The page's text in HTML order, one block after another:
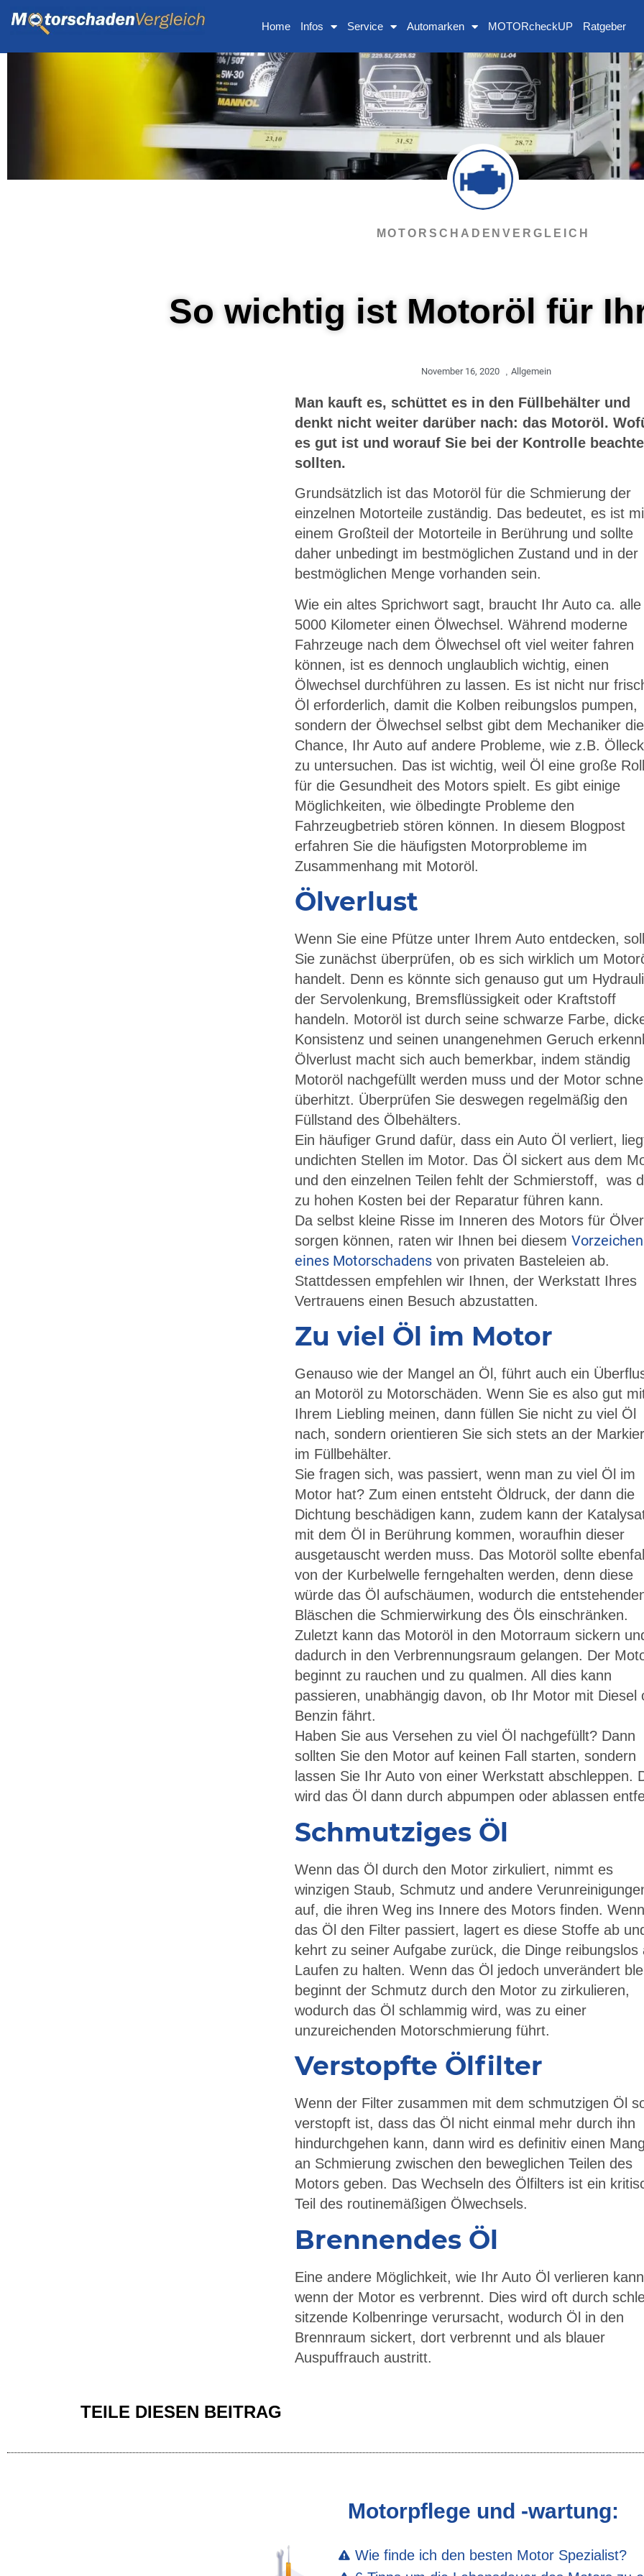
Home Infos Service Automarken MOTORcheckUP Ratgeber
MOTORSCHADENVERGLEICH
So wichtig ist Motoröl für
November 16, 2020 Allgemein
Man kauft es, schüttet es in den Füllbehälter und
denkt nicht weiter darüber nach: das Motoröl.
es gut ist und worauf Sie bei der Kontrolle
sollten.
Grundsätzlich ist das Motoröl für die Schmierung der
einzelnen Motorteile zuständig. Das bedeutet, es ist
einem Großteil der Motorteile in Berührung und sollte
daher unbedingt im bestmöglichen Zustand und in der
bestmöglichen Menge vorhanden sein.
Wie ein altes Sprichwort sagt, braucht Ihr Auto ca. alle
5000 Kilometer einen Ölwechsel. Während moderne
Fahrzeuge nach dem Ölwechsel oft viel weiter fahren
können, ist es dennoch unglaublich wichtig, einen
Ölwechsel durchführen zu lassen. Es ist nicht nur
Öl erforderlich, damit die Kolben reibungslos pumpen,
sondern der Ölwechsel selbst gibt dem Mechaniker die
Chance, Ihr Auto auf andere Probleme, wie z.B.
zu untersuchen. Das ist wichtig, weil Öl eine große
für die Gesundheit des Motors spielt. Es gibt einige
Möglichkeiten, wie ölbedingte Probleme den
Fahrzeugbetrieb stören können. In diesem Blogpost
erfahren Sie die häufigsten Motorprobleme im
Zusammenhang mit Motoröl.
Ölverlust
Wenn Sie eine Pfütze unter Ihrem Auto entdecken,
Sie zunächst überprüfen, ob es sich wirklich um
handelt. Denn es könnte sich genauso gut um
der Servolenkung, Bremsflüssigkeit oder Kraftstoff
handeln. Motoröl ist durch seine schwarze Farbe,
Konsistenz und seinen unangenehmen Geruch
Ölverlust macht sich auch bemerkbar, indem ständig
Motoröl nachgefüllt werden muss und der Motor schnell
überhitzt. Überprüfen Sie deswegen regelmäßig den
Füllstand des Ölbehälters.
Ein häufiger Grund dafür, dass ein Auto Öl verliert,
undichten Stellen im Motor. Das Öl sickert aus dem
und den einzelnen Teilen fehlt der Schmierstoff, was
zu hohen Kosten bei der Reparatur führen kann.
Da selbst kleine Risse im Inneren des Motors für
sorgen können, raten wir Ihnen bei diesem Vorzeichen
eines Motorschadens von privaten Basteleien ab.
Stattdessen empfehlen wir Ihnen, der Werkstatt Ihres
Vertrauens einen Besuch abzustatten.
Zu viel Öl im Motor
Genauso wie der Mangel an Öl, führt auch ein
an Motoröl zu Motorschäden. Wenn Sie es also gut
Ihrem Liebling meinen, dann füllen Sie nicht zu viel Öl
nach, sondern orientieren Sie sich stets an der
im Füllbehälter.
Sie fragen sich, was passiert, wenn man zu viel Öl im
Motor hat? Zum einen entsteht Öldruck, der dann die
Dichtung beschädigen kann, zudem kann der
mit dem Öl in Berührung kommen, woraufhin dieser
ausgetauscht werden muss. Das Motoröl sollte
von der Kurbelwelle ferngehalten werden, denn diese
würde das Öl aufschäumen, wodurch die
Bläschen die Schmierwirkung des Öls einschränken.
Zuletzt kann das Motoröl in den Motorraum sickern
dadurch in den Verbrennungsraum gelangen. Der
beginnt zu rauchen und zu qualmen. All dies kann
passieren, unabhängig davon, ob Ihr Motor mit Diesel
Benzin fährt.
Haben Sie aus Versehen zu viel Öl nachgefüllt? Dann
sollten Sie den Motor auf keinen Fall starten, sondern
lassen Sie Ihr Auto von einer Werkstatt abschleppen.
wird das Öl dann durch abpumpen oder ablassen
Schmutziges Öl
Wenn das Öl durch den Motor zirkuliert, nimmt es
winzigen Staub, Schmutz und andere
auf, die ihren Weg ins Innere des Motors finden. Wenn
das Öl den Filter passiert, lagert es diese Stoffe ab
kehrt zu seiner Aufgabe zurück, die Dinge reibungslos
Laufen zu halten. Wenn das Öl jedoch unverändert
beginnt der Schmutz durch den Motor zu zirkulieren,
wodurch das Öl schlammig wird, was zu einer
unzureichenden Motorschmierung führt.
Verstopfte Ölfilter
Wenn der Filter zusammen mit dem schmutzigen Öl
verstopft ist, dass das Öl nicht einmal mehr durch ihn
hindurchgehen kann, dann wird es definitiv einen
an Schmierung zwischen den beweglichen Teilen des
Motors geben. Das Wechseln des Ölfilters ist ein
Teil des routinemäßigen Ölwechsels.
Brennendes Öl
Eine andere Möglichkeit, wie Ihr Auto Öl verlieren
wenn der Motor es verbrennt. Dies wird oft durch
sitzende Kolbenringe verursacht, wodurch Öl in den
Brennraum sickert, dort verbrennt und als blauer
Auspuffrauch austritt.
TEILE DIESEN BEITRAG
Motorpflege und -wartung:
Wie finde ich den besten Motor Spezialist?